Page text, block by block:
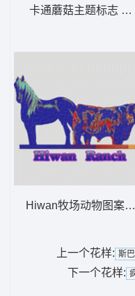
卡通蘑菇主题标志 曲
Hiwan牧场动物图案
上一个花样: 斯
下一个花样: